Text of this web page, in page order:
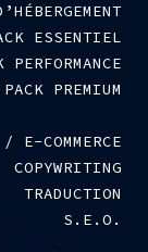
ESSENTIEL
PERFORMANCE
PACK PREMIUM
E-COMMERCE
COPYWRITING
TRADUCTION
S.E.O.